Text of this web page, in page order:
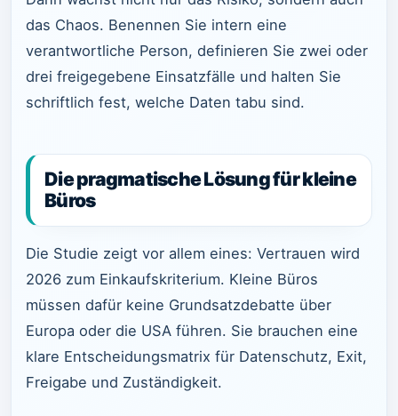
das Chaos. Benennen Sie intern eine
verantwortliche Person, definieren Sie zwei oder
drei freigegebene Einsatzfälle und halten Sie
schriftlich fest, welche Daten tabu sind.
Die pragmatische Lösung für kleine
Büros
Die Studie zeigt vor allem eines: Vertrauen wird
2026 zum Einkaufskriterium. Kleine Büros
müssen dafür keine Grundsatzdebatte über
Europa oder die USA führen. Sie brauchen eine
klare Entscheidungsmatrix für Datenschutz, Exit,
Freigabe und Zuständigkeit.